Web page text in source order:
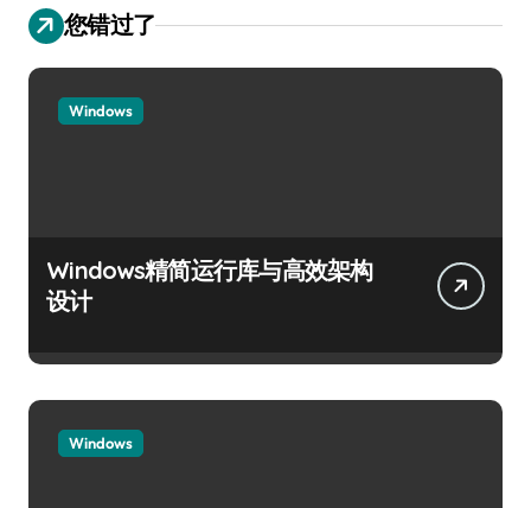
您错过了
Windows
Windows精简运行库与高效架构
设计
Windows